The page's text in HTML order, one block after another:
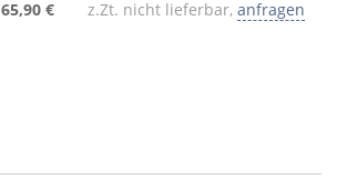
65,90 € z.Zt. nicht lieferbar, anfragen